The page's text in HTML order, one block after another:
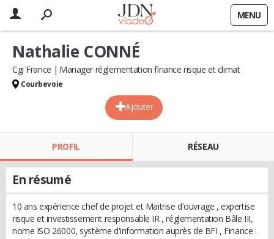
MENU
Ajouter
Nathalie CONNÉ
Cgi France Manager réglementation finance risque et climat
Courbevoie
PROFIL RÉSEAU
En résumé
10 ans expérience chef de projet et Maitrise d'ouvrage , expertise
risque et investissement responsable IR , réglementation Bâle III,
nome ISO 26000, système d'information auprès de BFI , Finance .